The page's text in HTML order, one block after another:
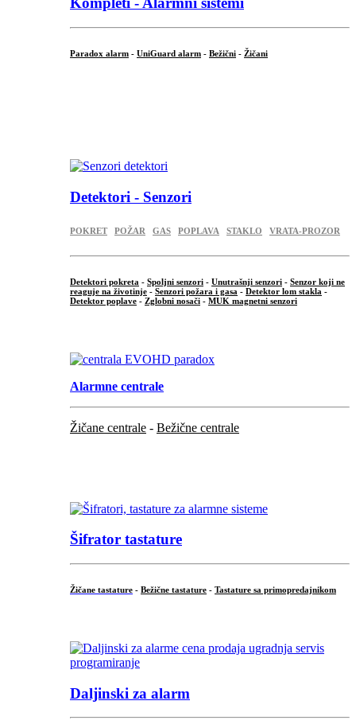
Paradox alarm - UniGuard alarm - Bežični - Žičani
Detektori - Senzori
POKRET POŽAR GAS POPLAVA STAKLO VRATA-PROZOR
Detektori pokreta - Spoljni senzori - Unutrašnji senzori - Senzor koji ne
reaguje na životinje - Senzori požara i gasa - Detektor lom stakla -
Detektor poplave - Zglobni nosači - MUK magnetni senzori
Alarmne centrale
Žičane centrale - Bežične centrale
Šifrator tastature
Žičane tastature - Bežične tastature - Tastature sa primopredajnikom
Daljinski za alarm